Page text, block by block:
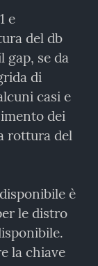
e
del db
gap, se da
di
casi e
dei
rottura del
è
le distro
la chiave